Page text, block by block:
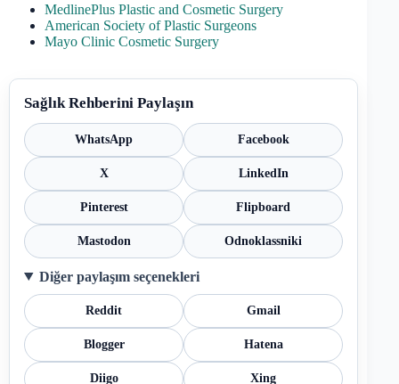
MedlinePlus Plastic and Cosmetic Surgery
American Society of Plastic Surgeons
Mayo Clinic Cosmetic Surgery
Sağlık Rehberini Paylaşın
WhatsApp Facebook
X LinkedIn
Pinterest Flipboard
Mastodon Odnoklassniki
Diğer paylaşım seçenekleri
Reddit Gmail
Blogger Hatena
Diigo Xing